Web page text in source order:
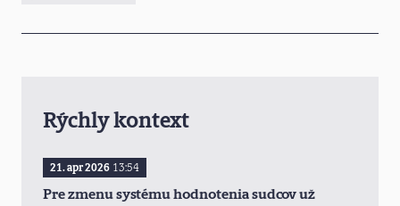
Rýchly kontext
21. apr 2026 13:54
Pre zmenu systému hodnotenia sudcov už